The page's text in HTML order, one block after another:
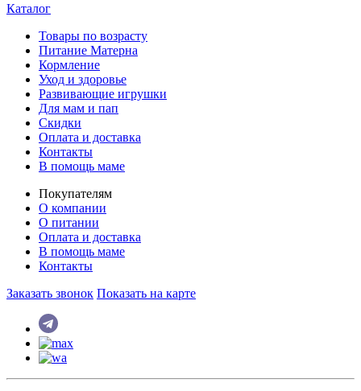
Каталог
Товары по возрасту
Питание Матерна
Кормление
Уход и здоровье
Развивающие игрушки
Для мам и пап
Скидки
Оплата и доставка
Контакты
В помощь маме
Покупателям
О компании
О питании
Оплата и доставка
В помощь маме
Контакты
Заказать звонок Показать на карте